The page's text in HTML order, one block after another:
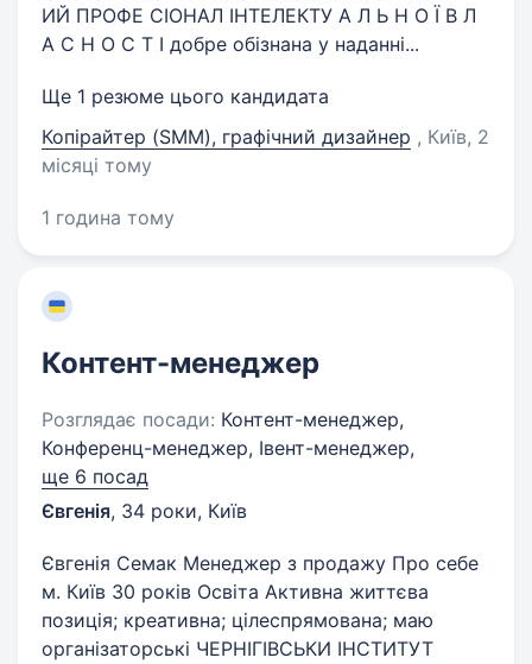
ИЙ ПРОФЕ СІОНАЛ ІНТЕЛЕКТУ А Л Ь Н О Ї В Л
А С Н О С Т І добре обізнана у наданні...
Ще 1 резюме цього кандидата
Копірайтер (SMM), графічний дизайнер , Київ, 2
місяці тому
1 година тому
Контент-менеджер
Розглядає посади: Контент-менеджер,
Конференц-менеджер, Івент-менеджер,
ще 6 посад
Євгенія, 34 роки, Київ
Євгенія Семак Менеджер з продажу Про себе
м. Київ 30 років Освіта Активна життєва
позиція; креативна; цілеспрямована; маю
організаторські ЧЕРНІГІВСЬКИ ІНСТИТУТ